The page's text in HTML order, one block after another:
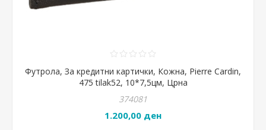
Футрола, За кредитни картички, Кожна, Pierre Cardin,
475 tilak52, 10*7,5цм, Црна
374081
1.200,00 ден